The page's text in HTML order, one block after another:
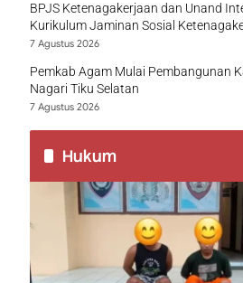
BPJS Ketenagakerjaan dan Unand
Kurikulum Jaminan Sosial
7 Agustus 2026
Pemkab Agam Mulai Pembangunan
Nagari Tiku Selatan
7 Agustus 2026
Hukum